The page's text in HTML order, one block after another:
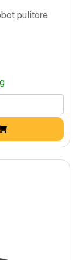
pulitore